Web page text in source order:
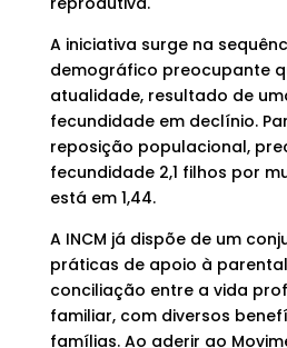
A iniciativa surge na
demográfico preocupante
atualidade, resultado de
fecundidade em declínio.
reposição populacional,
fecundidade 2,1 filhos por
está em 1,44.
A INCM já dispõe de um
práticas de apoio à
conciliação entre a vida
familiar, com diversos
famílias. Ao aderir ao